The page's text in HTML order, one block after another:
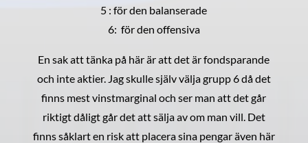
5 : för den balanserade
6: för den offensiva
En sak att tänka på här är att det är fondsparande
och inte aktier. Jag skulle själv välja grupp 6 då det
finns mest vinstmarginal och ser man att det går
riktigt dåligt går det att sälja av om man vill. Det
finns såklart en risk att placera sina pengar även här